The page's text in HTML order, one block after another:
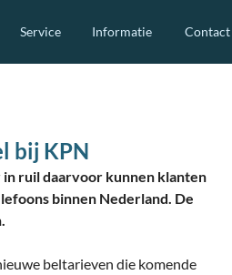
Service Informatie Contact
bij KPN
ruil daarvoor kunnen klanten
binnen Nederland. De
beltarieven die komende